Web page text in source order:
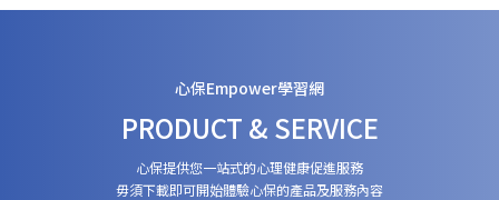
心保Empower學習網
PRODUCT & SERVICE
心保提供您一站式的心理健康促進服務
毋須下載即可開始體驗心保的產品及服務內容